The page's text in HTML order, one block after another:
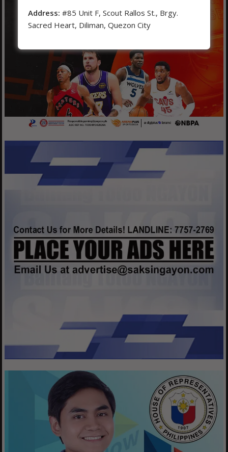
Address: #85 Unit F, Scout Rallos St., Brgy.
Sacred Heart, Diliman, Quezon City